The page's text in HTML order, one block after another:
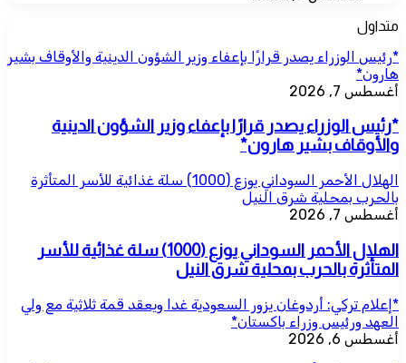
متداول
*رئيس الوزراء يصدر قرارًا بإعفاء وزير الشؤون الدينية والأوقاف بشير
هارون*
أغسطس 7, 2026
*رئيس الوزراء يصدر قرارًا بإعفاء وزير الشؤون الدينية
والأوقاف بشير هارون*
الهلال الأحمر السوداني يوزع (1000) سلة غذائية للأسر المتأثرة
بالحرب بمحلية شرق النيل
أغسطس 7, 2026
الهلال الأحمر السوداني يوزع (1000) سلة غذائية للأسر
المتأثرة بالحرب بمحلية شرق النيل
*إعلام تركي: أردوغان يزور السعودية غدا ويعقد قمة ثلاثية مع ولي
العهد ورئيس وزراء باكستان*
أغسطس 6, 2026